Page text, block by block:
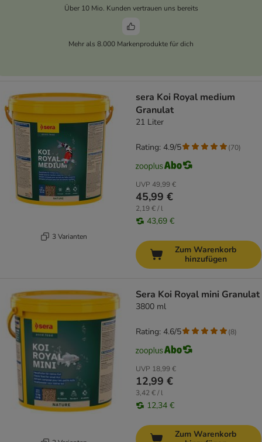
Über 10 Mio. Kunden vertrauen uns bereits
Mehr als 8.000 Markenprodukte für dich
3 Varianten
sera Koi Royal medium
Granulat
21 Liter
UVP 49,99 €
45,99 €
2,19 € / l
43,69 €
Rating: 4.9/5 (70)
Zum Warenkorb
hinzufügen
Sera Koi Royal mini Granulat
3800 ml
UVP 18,99 €
12,99 €
3,42 € / l
12,34 €
Rating: 4.6/5 (8)
Zum Warenkorb